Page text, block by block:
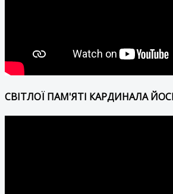
СВІТЛОЇ ПАМ'ЯТІ КАРДИНАЛА